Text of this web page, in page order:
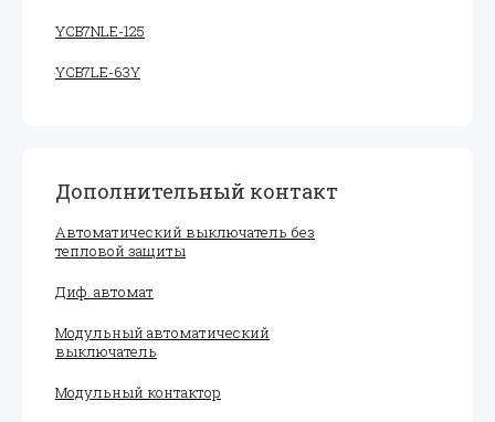
YCB7NLE-125
YCB7LE-63Y
Дополнительный контакт
Автоматический выключатель без
тепловой защиты
Диф. автомат
Модульный автоматический
выключатель
Модульный контактор